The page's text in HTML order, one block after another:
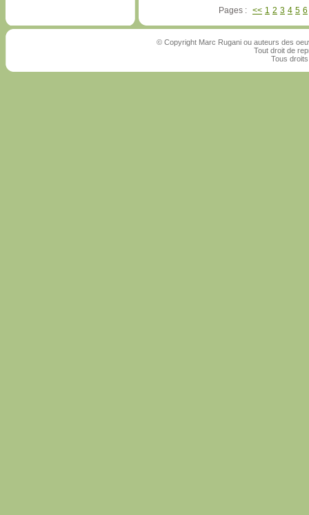
Pages : << 1 2 3 4 5 6
© Copyright Marc Rugani ou auteurs des
Tout droit de
Tous